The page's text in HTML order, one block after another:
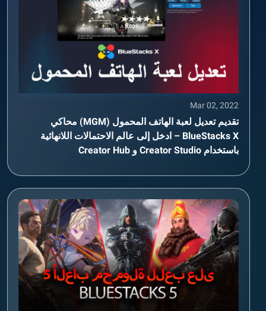
Mar 02, 2022
تقديم تعديل لعبة الهاتف المحمول (MGM) محاكي
BlueStacks X – ادخل إلى عالم الاحتمالات اللانهائية
باستخدام Creator Studio و Creator Hub